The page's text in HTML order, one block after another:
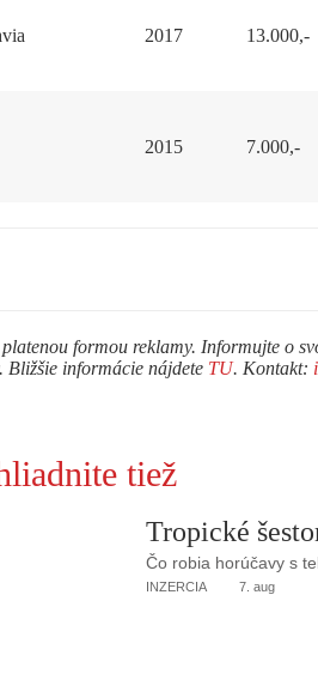
2017 13.000,-
2015 7.000,-
platenou formou reklamy. Informujte o
Bližšie informácie nájdete TU. Kontakt:
tiež
Tropické
Čo robia horúčavy s
INZERCIA 7. aug